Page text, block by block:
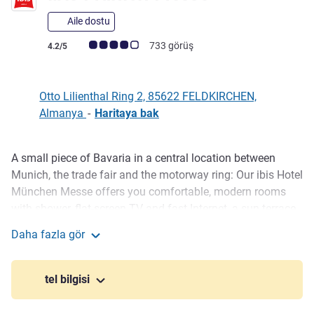
Aile dostu
Avis müşterileri puanı (ALL Puanlama)
4.2/5 733 görüş
Otto Lilienthal Ring 2, 85622 FELDKIRCHEN,
Almanya - Haritaya bak
Açıklama
A small piece of Bavaria in a central location between
Munich, the trade fair and the motorway ring: Our ibis Hotel
München Messe offers you comfortable, modern rooms
clear weather we even have a view of the Alps. Do legst Di
nieda! Get a good night's sleep here before you travel!
Due to the quiet and convenient location, you reach
Daha fazla gör
tel bilgisi